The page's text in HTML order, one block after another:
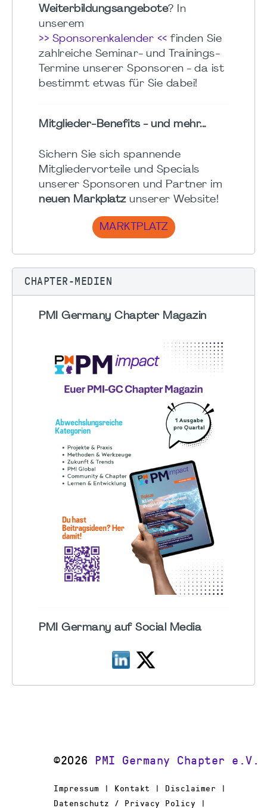
Weiterbildungsangebote? In
unserem
>> Sponsorenkalender << finden Sie
zahlreiche Seminar- und Trainings-
Termine unserer Sponsoren - da ist
bestimmt etwas für Sie dabei!
Mitglieder-Benefits - und mehr...
Sichern Sie sich spannende
Mitgliedervorteile und Specials
unserer Sponsoren und Partner im
neuen Markplatzunserer Website!
MARKTPLATZ
CHAPTER-MEDIEN
PMI Germany Chapter Magazin
PMI Germany auf Social Media
©2026 PMI Germany Chapter e.V.
Impressum | Kontakt | Disclaimer |
Datenschutz / Privacy Policy |